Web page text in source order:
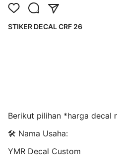
STIKER DECAL CRF 26
Berikut pilihan *harga decal
🛠️ Nama Usaha:
YMR Decal Custom